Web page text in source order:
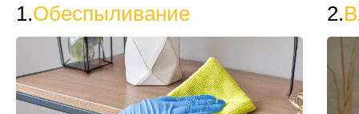
1.Обеспыливание 2.